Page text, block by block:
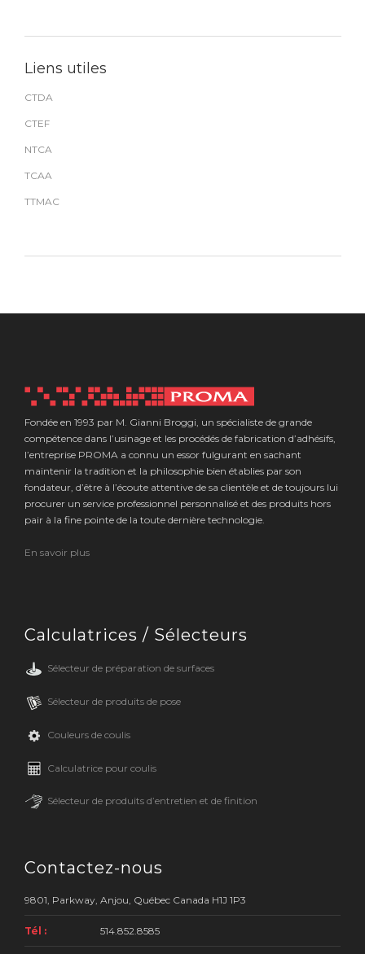
Liens utiles
CTDA
CTEF
NTCA
TCAA
TTMAC
Fondée en 1993 par M. Gianni Broggi, un spécialiste de grande
compétence dans l’usinage et les procédés de fabrication d’adhésifs,
l’entreprise PROMA a connu un essor fulgurant en sachant
maintenir la tradition et la philosophie bien établies par son
fondateur, d’être à l’écoute attentive de sa clientèle et de toujours lui
procurer un service professionnel personnalisé et des produits hors
pair à la fine pointe de la toute dernière technologie.
En savoir plus
Calculatrices / Sélecteurs
Sélecteur de préparation de surfaces
Sélecteur de produits de pose
Couleurs de coulis
Calculatrice pour coulis
Sélecteur de produits d’entretien et de finition
Contactez-nous
9801, Parkway, Anjou, Québec Canada H1J 1P3
Tél : 514.852.8585